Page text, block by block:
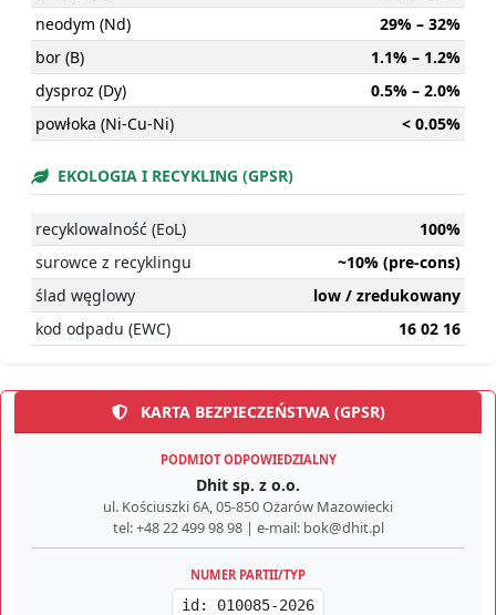
neodym (Nd)
29% – 32%
bor (B)
1.1% – 1.2%
dysproz (Dy)
0.5% – 2.0%
powłoka (Ni-Cu-Ni)
< 0.05%
EKOLOGIA I RECYKLING (GPSR)
recyklowalność (EoL)
100%
surowce z recyklingu
~10% (pre-cons)
ślad węglowy
low / zredukowany
kod odpadu (EWC)
16 02 16
KARTA BEZPIECZEŃSTWA (GPSR)
PODMIOT ODPOWIEDZIALNY
Dhit sp. z o.o.
ul. Kościuszki 6A, 05-850 Ożarów Mazowiecki
tel: +48 22 499 98 98 | e-mail: bok@dhit.pl
NUMER PARTII/TYP
id: 010085-2026